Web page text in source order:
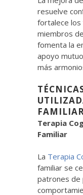
resuelve
fortalece los
miembros
fomenta la
apoyo
más
Terapia
Familiar
La Terapia
familiar se
patrones de